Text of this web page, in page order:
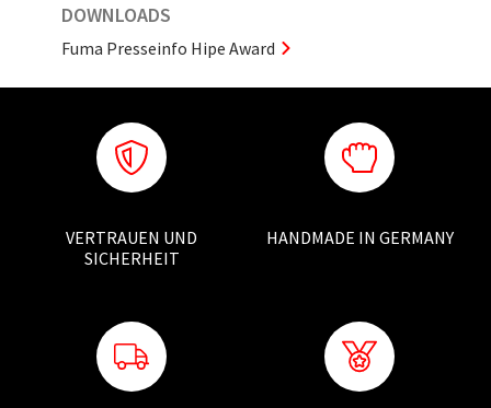
DOWNLOADS
Fuma Presseinfo Hipe Award
VERTRAUEN UND
SICHERHEIT
HANDMADE IN GERMANY